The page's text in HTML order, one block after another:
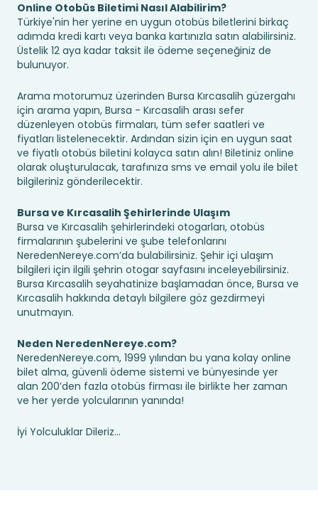
Online Otobüs Biletimi Nasıl Alabilirim?
Türkiye'nin her yerine en uygun otobüs biletlerini birkaç
adımda kredi kartı veya banka kartınızla satın alabilirsiniz.
Üstelik 12 aya kadar taksit ile ödeme seçeneğiniz de
bulunuyor.
Arama motorumuz üzerinden Bursa Kırcasalih güzergahı
için arama yapın, Bursa - Kırcasalih arası sefer
düzenleyen otobüs firmaları, tüm sefer saatleri ve
fiyatları listelenecektir. Ardından sizin için en uygun saat
ve fiyatlı otobüs biletini kolayca satın alın! Biletiniz online
olarak oluşturulacak, tarafınıza sms ve email yolu ile bilet
bilgileriniz gönderilecektir.
Bursa ve Kırcasalih Şehirlerinde Ulaşım
Bursa ve Kırcasalih şehirlerindeki otogarları, otobüs
firmalarının şubelerini ve şube telefonlarını
NeredenNereye.com’da bulabilirsiniz. Şehir içi ulaşım
bilgileri için ilgili şehrin otogar sayfasını inceleyebilirsiniz.
Bursa Kırcasalih seyahatinize başlamadan önce, Bursa ve
Kırcasalih hakkında detaylı bilgilere göz gezdirmeyi
unutmayın.
Neden NeredenNereye.com?
NeredenNereye.com, 1999 yılından bu yana kolay online
bilet alma, güvenli ödeme sistemi ve bünyesinde yer
alan 200’den fazla otobüs firması ile birlikte her zaman
ve her yerde yolcularının yanında!
İyi Yolculuklar Dileriz...